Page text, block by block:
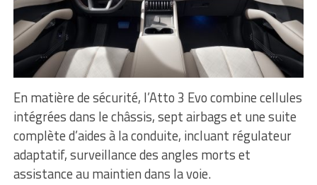
En matière de sécurité, l’Atto 3 Evo combine cellules
intégrées dans le châssis, sept airbags et une suite
complète d’aides à la conduite, incluant régulateur
adaptatif, surveillance des angles morts et
assistance au maintien dans la voie.